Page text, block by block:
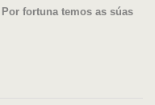
fortuna temos as súas